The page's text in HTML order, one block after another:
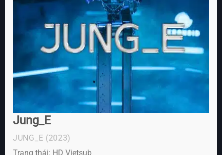
Jung_E
JUNG_E (2023)
Trạng thái: HD Vietsub